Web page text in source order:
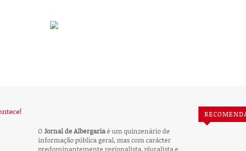
O Jornal de Albergariaé um quinzenário de
informação pública geral, mas com carácter
predominantemente regionalista, pluralista e